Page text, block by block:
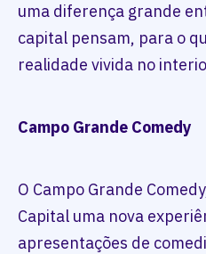
uma diferença grande
capital pensam, para o
realidade vivida no
Campo Grande Comedy
O Campo Grande
Capital uma nova
apresentações de